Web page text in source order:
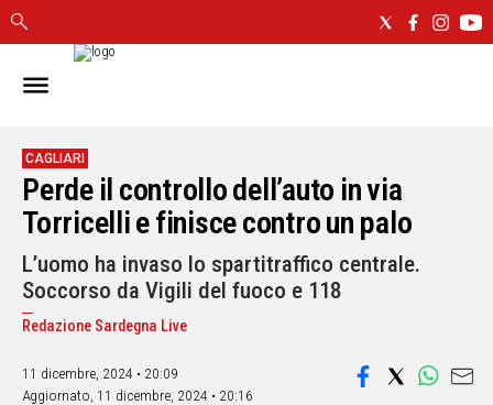
IN
CAGLIARI
SASSARI
NUORO
ORISTANO
SULCIS
GALLURA
OGLIASTRA
CAMPIDANO
CAGLIARI
Perde il controllo dell’auto in via
Torricelli e finisce contro un palo
L’uomo ha invaso lo spartitraffico centrale.
Soccorso da Vigili del fuoco e 118
Redazione Sardegna Live
11 dicembre, 2024 • 20:09
Aggiornato, 11 dicembre, 2024 • 20:16